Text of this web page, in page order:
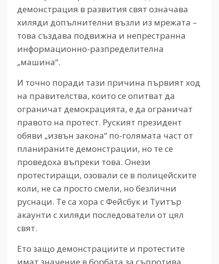
демонстрация в развития свят означава
хиляди допълнителни възли из мрежата –
това създава подвижна и непрестранна
информационно-разпределителна
„машина“.
И точно поради тази причина първият ход
на правителства, които се опитват да
ограничат демокрацията, е да ограничат
правото на протест. Руският президент
обяви „извън закона“ по-голямата част от
планираните демонстрации, но те се
проведоха въпреки това. Онези
протестиращи, озовали се в полицейските
коли, не са просто смели, но безлични
руснаци. Те са хора с Фейсбук и Туитър
акаунти с хиляди последователи от цял
свят.
Ето защо демонстрациите и протестите
имат значение в борбата за съпротива